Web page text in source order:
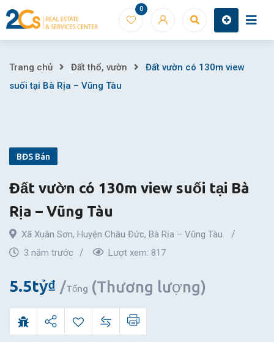
Skip
to
0
Đất
vườn
130m
suối
tại
Bà
Rịa
Vũng
Trang chủ Đất thổ, vườn
Đất vườn có 130m view
suối tại Bà Rịa – Vũng Tàu
BĐS Bán
Đất vườn có 130m view suối tại Bà
Rịa – Vũng Tàu
Xã Xuân Sơn, Huyện Châu Đức, Bà Rịa – Vũng Tàu
3 năm trước
Lượt xem: 817
5.5tỷ₫ Tổng (Thương lượng)